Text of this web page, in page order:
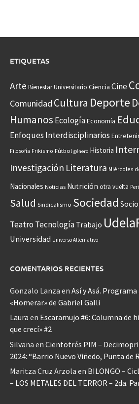
ETIQUETAS
Arte Bienestar Universitario Ciencia Cine
Comunidad Cultura Deporte
Humanos EcologíaEconomía
Enfoques Interdisciplinarios
Filosofía Frikismo Fútbol género Historia
Investigación Literatura Miércoles
Nacionales Noticias Nutrición otra vuelta
Salud Sindicalismo Sociedad
Teatro Tecnología Trabajo
Universidad Universo Alternativo
COMENTARIOS RECIENTES
Gonzalo Lanza en Así y Asá. Programa
«Homerar» de Gabriel Galli
Laura en Escaramujo #6: Columna de
que crecí» #2
Silvana en Cientotrés PIM –
2024: “Barrio Nuevo Viñedo, Punta de
Maritza Cruz Arzola en BILONGO –
– LOS METALES DEL TERROR – 2da.